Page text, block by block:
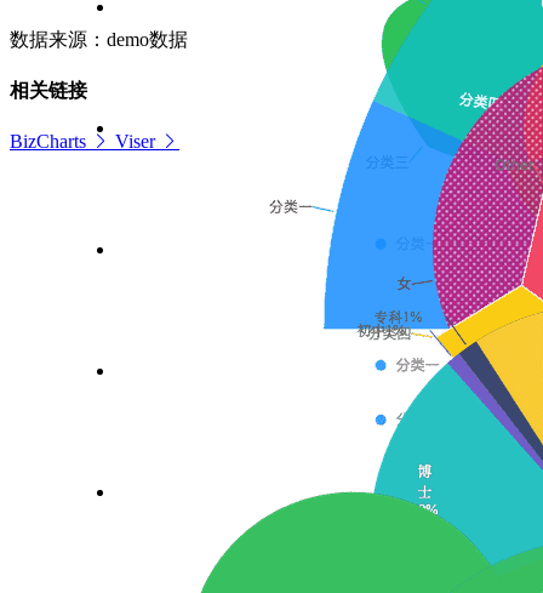
数据来源：demo数据
相关链接
BizCharts Viser